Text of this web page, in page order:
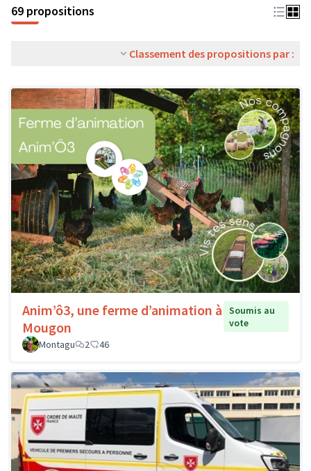
69 propositions
Classement des propositions par :
Anim’ô3, une ferme d’animation à
Mougon
Soumis au
vote
Montagu
2 46